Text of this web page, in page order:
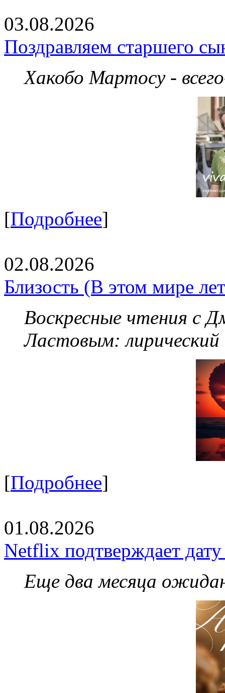
03.08.2026
Поздравляем старшего
Хакобо Мартосу -
[Подробнее]
02.08.2026
Близость (В этом мире
Воскресные чтения с
Ластовым:
[Подробнее]
01.08.2026
Netflix подтверждает
Еще два месяца